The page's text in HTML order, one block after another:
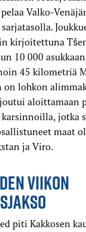
Valko-
kirjoitettuna
10 000 asukkaan
45 kilometriä
on lohkon
aloittamaan
jotka
maat
ja Viro.
VIIKON
piti Kakkosen